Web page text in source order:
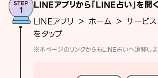
LINEアプリから「LINE占い」を開く
LINEアプリ ＞ ホーム ＞ サービ
をタップ
※本ページのリンクからもLINE占いへ遷移し